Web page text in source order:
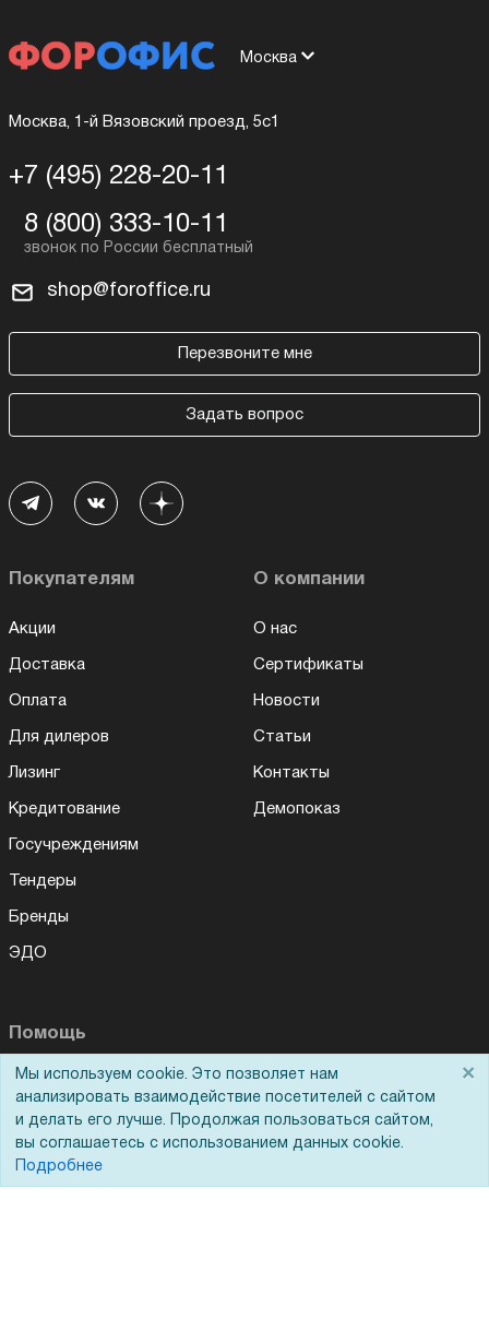
Москва
Москва, 1-й Вязовский проезд, 5с1
+7 (495) 228-20-11
8 (800) 333-10-11
shop@foroffice.ru
Перезвоните мне
Задать вопрос
Покупателям
Акции
Доставка
Оплата
Для дилеров
Лизинг
Кредитование
Госучреждениям
Тендеры
Бренды
ЭДО
О компании
О нас
Сертификаты
Новости
Статьи
Контакты
Демопоказ
Помощь
Вопрос-ответ
Реквизиты
Сервисный центр
Мы используем cookie. Это позволяет нам
анализировать взаимодействие посетителей с сайтом
и делать его лучше. Продолжая пользоваться сайтом,
вы соглашаетесь с использованием данных cookie.
Подробнее
×